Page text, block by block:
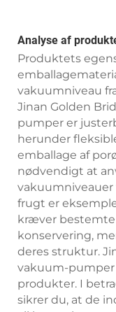
Analyse af
Produktets
vakuumniveau
Jinan Golden
pumper er
herunder
emballage af
nødvendigt at
vakuumniveauer
frugt er
kræver
konservering,
deres struktur.
vakuum-pumper
produkter. I
sikrer du, at de